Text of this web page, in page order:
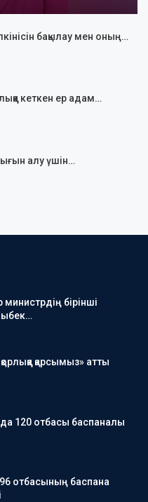
бақылау мен оның…
кеткен ер адам…
алу үшін…
бірінші
қарсымыз» атты
120 отбасы баспаналы
отбасының баспана